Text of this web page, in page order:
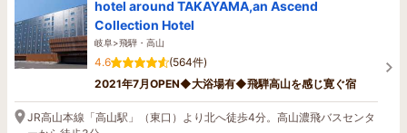
hotel around TAKAYAMA,an Ascend
Collection Hotel
岐阜>飛騨・高山
4.6
(564件)
2021年7月OPEN◆大浴場有◆飛騨高山を感じ寛ぐ宿
JR高山本線「高山駅」（東口）より北へ徒歩4分。高山濃飛バスセンタ